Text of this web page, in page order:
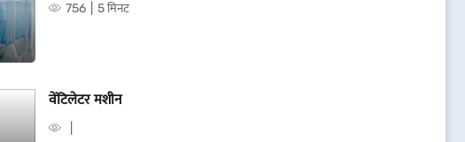
756 5 मिनट
वेंटिलेटर मशीन